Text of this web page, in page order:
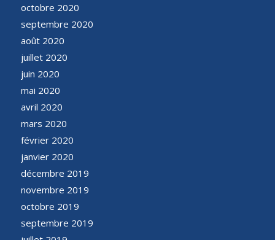
octobre 2020
septembre 2020
août 2020
juillet 2020
juin 2020
mai 2020
avril 2020
mars 2020
février 2020
janvier 2020
décembre 2019
novembre 2019
octobre 2019
septembre 2019